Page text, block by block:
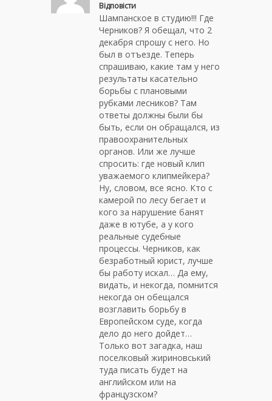
Відповісти
Шампанское в студию!!! Где
Черников? Я обещал, что 2
декабря спрошу с него. Но
был в отъезде. Теперь
спрашиваю, какие там у него
результаты касательно
борьбы с плановыми
рубками лесников? Там
ответы должны были бы
быть, если он обращался, из
правоохранительных
органов. Или же лучше
спросить: где новый клип
уважаемого клипмейкера?
Ну, словом, все ясно. Кто с
камерой по лесу бегает и
кого за нарушение банят
даже в ютубе, а у кого
реальные судебные
процессы. Черников, как
безработный юрист, лучше
бы работу искал… Да ему,
видать, и некогда, помнится
некогда он обещался
возглавить борьбу в
Европейском суде, когда
дело до него дойдет…
Только вот загадка, наш
поселковый жириновський
туда писать будет на
английском или на
французском?